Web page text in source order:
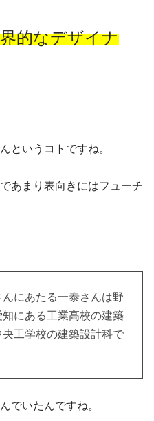
的なデザイナ
というコトですね。
あまり表向きにはフューチ
んにあたる一泰さんは野
にある工業高校の建築
工学校の建築設計科で
でいたんですね。